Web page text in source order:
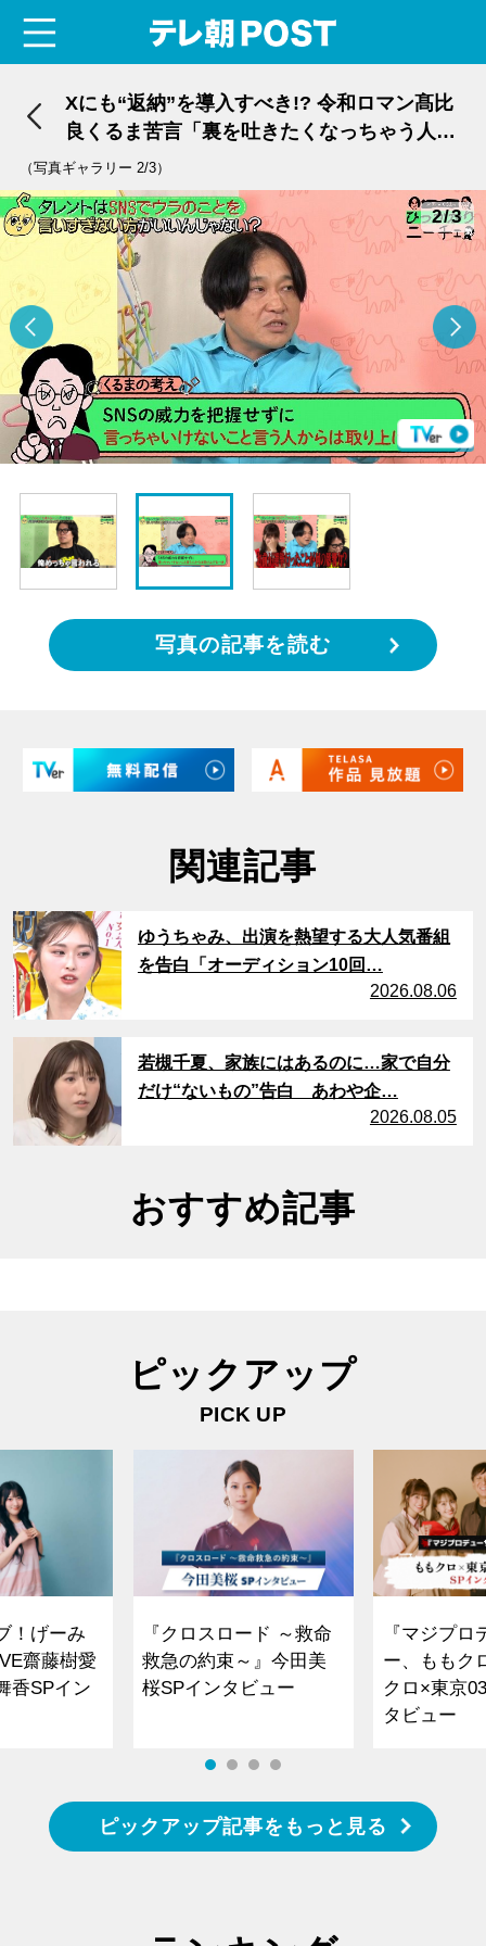
Xにも“返納”を導入すべき!? 令和ロマン髙比
良くるま苦言「裏を吐きたくなっちゃう人か
らは取り上げたほうがいい」
（写真ギャラリー 2/3）
2/3
写真の記事を読む
関連記事
サムネイル
ゆうちゃみ、出演を熱望する大人気番組
を告白「オーディション10回…
2026.08.06
若槻千夏、家族にはあるのに…家で自分
だけ“ないもの”告白 あわや企…
2026.08.05
おすすめ記事
ピックアップ
PICK UP
！げーみ
齋藤樹愛
香SPイン
『クロスロード ～救命
救急の約束～』今田美
桜SPインタビュー
『マジプロ
ー、ももク
クロ×東京
タビュー
ピックアップ記事をもっと見る